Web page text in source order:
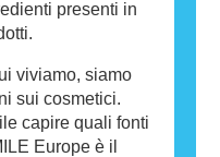
presenti in
viviamo, siamo
sui cosmetici.
capire quali fonti
Europe è il